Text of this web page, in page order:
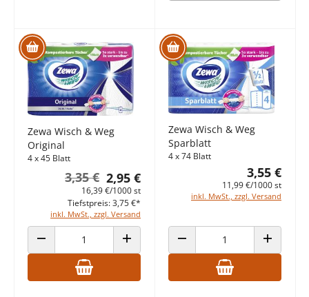
Zewa Wisch & Weg
Original
4 x 45 Blatt
2,95 €
3,35 €
16,39 €/1000 st
inkl. MwSt., zzgl. Versand
Tiefstpreis: 3,75 €*
ANZAHL VERRINGERN ANZAHL ERHÖHEN
Zewa Wisch & Weg
Sparblatt
4 x 74 Blatt
3,55 €
11,99 €/1000 st
inkl. MwSt., zzgl. Versand
ANZAHL VERRINGERN ANZAHL